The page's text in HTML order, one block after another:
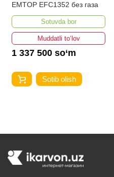
EMTOP EFC1352 без газа
Sotuvda bor
Muddatli to‘lov
1 337 500 so‘m
Sotib olish